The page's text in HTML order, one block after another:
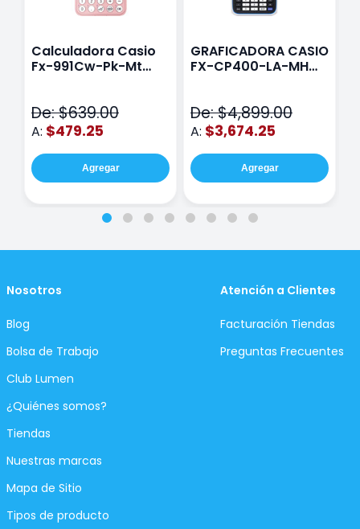
Calculadora Casio
Fx-991Cw-Pk-Mt
De: $639.00
A: $479.25
Agregar
GRAFICADORA CASIO
FX-CP400-LA-MH
De: $4,899.00
A: $3,674.25
Agregar
Nosotros
Blog
Bolsa de Trabajo
Club Lumen
¿Quiénes somos?
Tiendas
Nuestras marcas
Mapa de Sitio
Tipos de producto
Atención a Clientes
Facturación Tiendas
Preguntas Frecuentes